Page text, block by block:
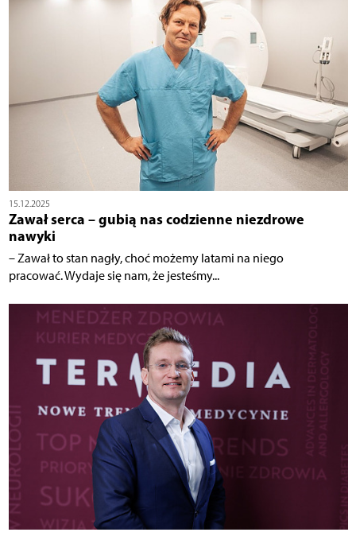
15.12.2025
Zawał serca – gubią nas codzienne niezdrowe
nawyki
– Zawał to stan nagły, choć możemy latami na niego
pracować. Wydaje się nam, że jesteśmy...